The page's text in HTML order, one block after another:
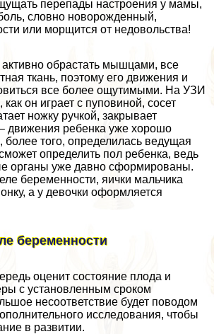
перепады настроения у мамы,
словно новорожденный,
или морщится от недовольства!
активно обрастать мышцами, все
ткань, поэтому его движения и
все более ощутимыми. На УЗИ
он играет с пуповиной, сосет
ножку ручкой, закрывает
движения ребенка уже хорошо
того, определилась ведущая
определить пол ребенка, ведь
органы уже давно сформированы.
беременности, яички мальчика
а у дeвoчки оформляется
беременности
оценит состояние плода и
с установленным сроком
несоответствие будет поводом
исследования, чтобы
в развитии.